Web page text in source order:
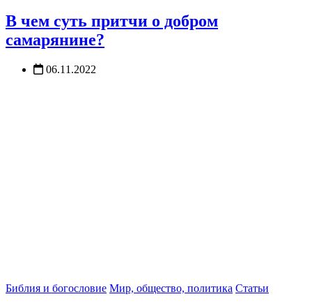
В чем суть притчи о добром
самарянине?
06.11.2022
Библия и богословие Мир, общество, политика Статьи